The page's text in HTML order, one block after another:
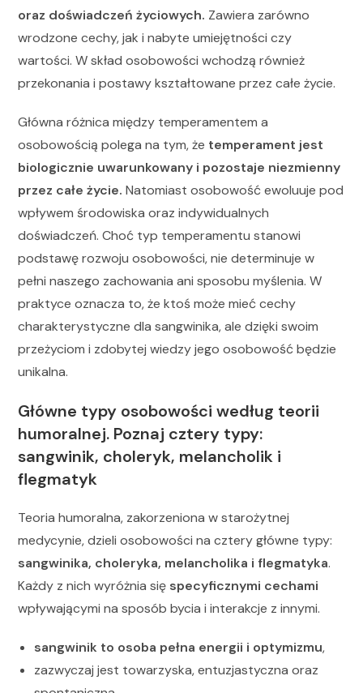
oraz doświadczeń życiowych. Zawiera zarówno
wrodzone cechy, jak i nabyte umiejętności czy
wartości. W skład osobowości wchodzą również
przekonania i postawy kształtowane przez całe życie.
Główna różnica między temperamentem a
osobowością polega na tym, że temperament jest
biologicznie uwarunkowany i pozostaje niezmienny
przez całe życie. Natomiast osobowość ewoluuje pod
wpływem środowiska oraz indywidualnych
doświadczeń. Choć typ temperamentu stanowi
podstawę rozwoju osobowości, nie determinuje w
pełni naszego zachowania ani sposobu myślenia. W
praktyce oznacza to, że ktoś może mieć cechy
charakterystyczne dla sangwinika, ale dzięki swoim
przeżyciom i zdobytej wiedzy jego osobowość będzie
unikalna.
Główne typy osobowości według teorii
humoralnej. Poznaj cztery typy:
sangwinik, choleryk, melancholik i
flegmatyk
Teoria humoralna, zakorzeniona w starożytnej
medycynie, dzieli osobowości na cztery główne typy:
sangwinika, choleryka, melancholika i flegmatyka.
Każdy z nich wyróżnia się specyficznymi cechami
wpływającymi na sposób bycia i interakcje z innymi.
sangwinik to osoba pełna energii i optymizmu,
zazwyczaj jest towarzyska, entuzjastyczna oraz